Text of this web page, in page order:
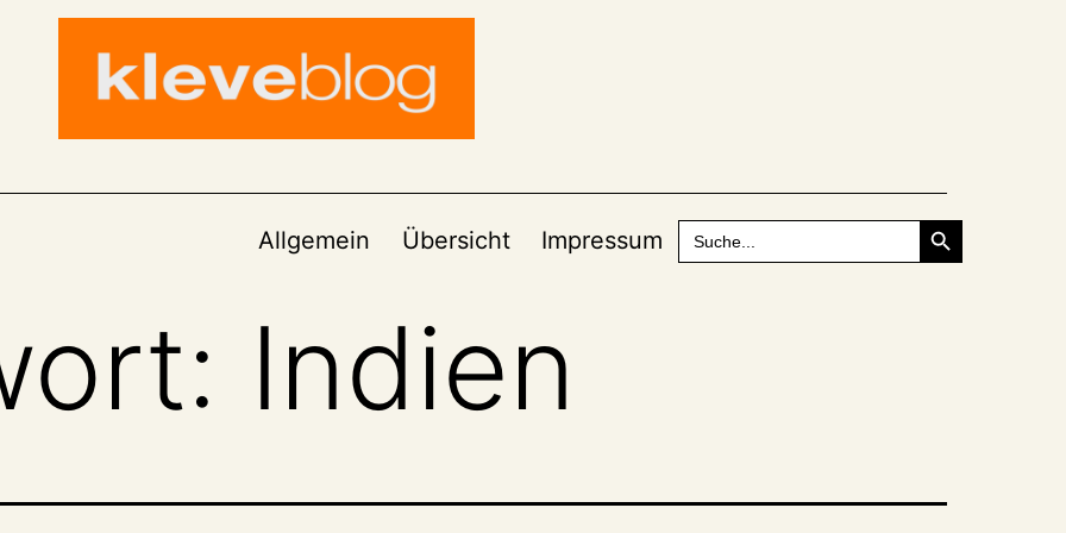
Allgemein Übersicht Impressum
Search
for:
Search Button
Indien